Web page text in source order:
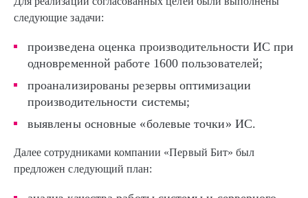
следующие задачи:
произведена оценка производительности ИС при
одновременной работе 1600 пользователей;
проанализированы резервы оптимизации
производительности системы;
выявлены основные «болевые точки» ИС.
Далее сотрудниками компании «Первый Бит» был
предложен следующий план: